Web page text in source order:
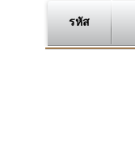
รหัส